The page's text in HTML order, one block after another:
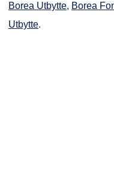
Borea Utbytte, Borea
Utbytte.